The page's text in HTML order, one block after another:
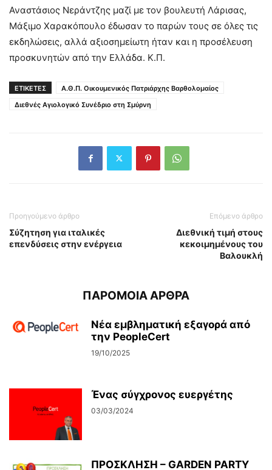
Αναστάσιος Νεράντζης μαζί με τον βουλευτή Λάρισας,
Μάξιμο Χαρακόπουλο έδωσαν το παρών τους σε όλες τις
εκδηλώσεις, αλλά αξιοσημείωτη ήταν και η προσέλευση
προσκυνητών από την Ελλάδα. Κ.Π.
ΕΤΙΚΕΤΕΣ
Α.Θ.Π. Οικουμενικός Πατριάρχης Βαρθολομαίος
Διεθνές Αγιολογικό Συνέδριο στη Σμύρνη
Προηγούμενο άρθρο
Σύζητηση για ιταλικές
επενδύσεις στην ενέργεια
Επόμενο άρθρο
Διεθνική τιμή στους
κεκοιμημένους του
Βαλουκλή
ΠΑΡΟΜΟΙΑ ΑΡΘΡΑ
Νέα εμβληματική εξαγορά από
την PeopleCert
19/10/2025
Ένας σύγχρονος ευεργέτης
03/03/2024
ΠΡΟΣΚΛΗΣΗ – GARDEN PARTY